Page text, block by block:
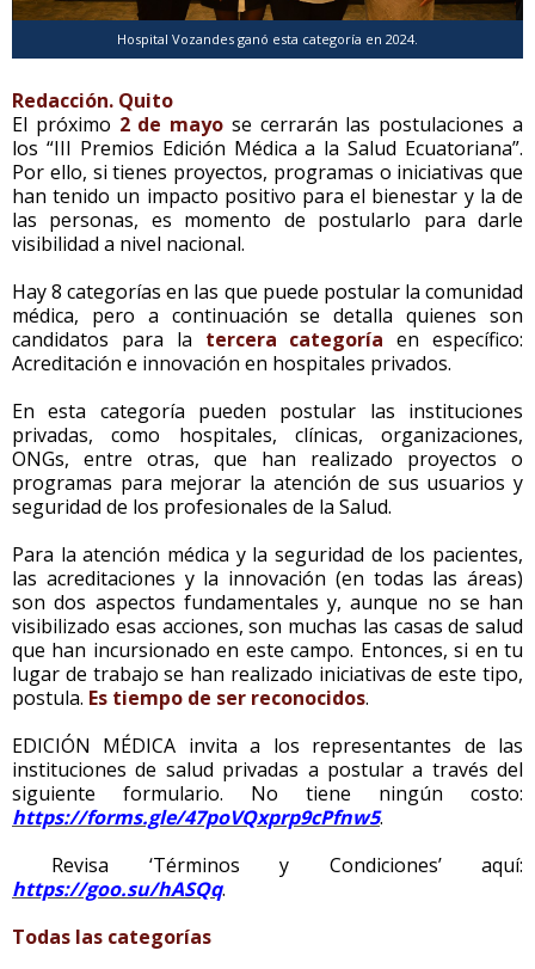
Hospital Vozandes ganó esta categoría en 2024.
Redacción. Quito
El próximo 2 de mayo se cerrarán las postulaciones a
los “III Premios Edición Médica a la Salud Ecuatoriana”.
Por ello, si tienes proyectos, programas o iniciativas que
han tenido un impacto positivo para el bienestar y la de
las personas, es momento de postularlo para darle
visibilidad a nivel nacional.
Hay 8 categorías en las que puede postular la comunidad
médica, pero a continuación se detalla quienes son
candidatos para la tercera categoría en específico:
Acreditación e innovación en hospitales privados.
En esta categoría pueden postular las instituciones
privadas, como hospitales, clínicas, organizaciones,
ONGs, entre otras, que han realizado proyectos o
programas para mejorar la atención de sus usuarios y
seguridad de los profesionales de la Salud.
Para la atención médica y la seguridad de los pacientes,
las acreditaciones y la innovación (en todas las áreas)
son dos aspectos fundamentales y, aunque no se han
visibilizado esas acciones, son muchas las casas de salud
que han incursionado en este campo. Entonces, si en tu
lugar de trabajo se han realizado iniciativas de este tipo,
postula. Es tiempo de ser reconocidos.
EDICIÓN MÉDICA invita a los representantes de las
instituciones de salud privadas a postular a través del
siguiente formulario. No tiene ningún costo:
https://forms.gle/47poVQxprp9cPfnw5.
Revisa ‘Términos y Condiciones’ aquí:
https://goo.su/hASQq.
Todas las categorías